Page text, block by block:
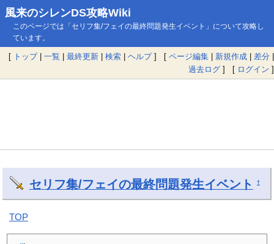
風来のシレンDS攻略Wiki
このページでは「セリフ集/フェイの最終問題発生イベント」について攻略し
ています。
[ トップ| 一覧 | 最終更新 | 検索 | ヘルプ] [ ページ編集 | 新規作成 | 差分 |
過去ログ ] [ ログイン ]
セリフ集/フェイの最終問題発生イベント †
TOP